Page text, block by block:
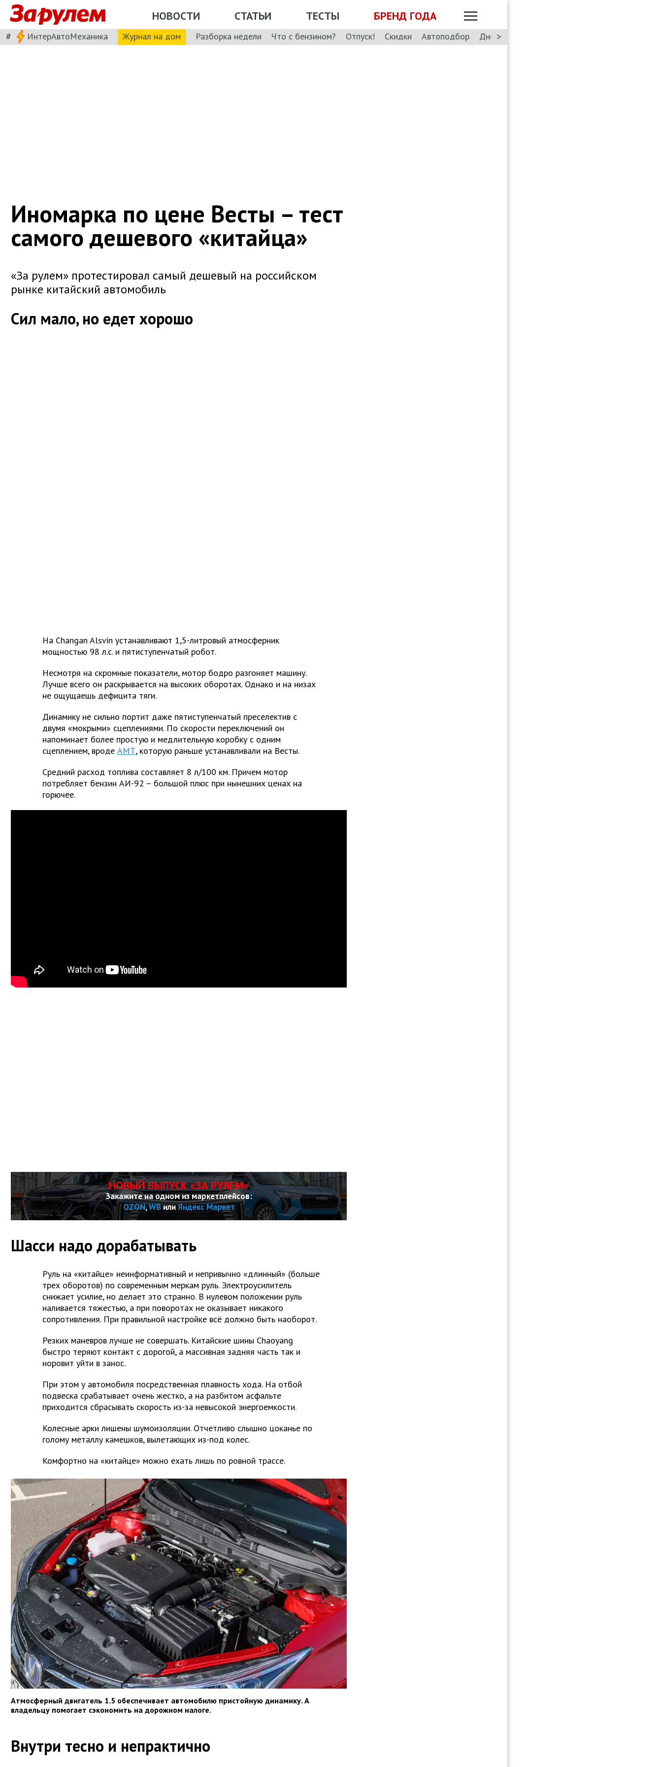
НОВОСТИ СТАТЬИ ТЕСТЫ БРЕНД ГОДА
# ИнтерАвтоМеханика Журнал на дом Разборка недели Что с бензином? Отпуск! Скидки Автоподбор Дневник: Лада Искра
>
Иномарка по цене Весты – тест
самого дешевого «китайца»
«За рулем» протестировал самый дешевый на российском
рынке китайский автомобиль
Сил мало, но едет хорошо
На Changan Alsvin устанавливают 1,5-литровый атмосферник
мощностью 98 л.с. и пятиступенчатый робот.
Несмотря на скромные показатели, мотор бодро разгоняет машину.
Лучше всего он раскрывается на высоких оборотах. Однако и на низах
не ощущаешь дефицита тяги.
Динамику не сильно портит даже пятиступенчатый преселектив с
двумя «мокрыми» сцеплениями. По скорости переключений он
напоминает более простую и медлительную коробку с одним
сцеплением, вроде АМТ, которую раньше устанавливали на Весты.
Средний расход топлива составляет 8 л/100 км. Причем мотор
потребляет бензин АИ-92 – большой плюс при нынешних ценах на
горючее.
НОВЫЙ ВЫПУСК «ЗА РУЛЕМ»
Закажите на одном из маркетплейсов:
OZON,WBилиЯндекс Маркет
Шасси надо дорабатывать
Руль на «китайце» неинформативный и непривычно «длинный» (больше
трех оборотов) по современным меркам руль. Электроусилитель
снижает усилие, но делает это странно. В нулевом положении руль
наливается тяжестью, а при поворотах не оказывает никакого
сопротивления. При правильной настройке всё должно быть наоборот.
Резких маневров лучше не совершать. Китайские шины Chaoyang
быстро теряют контакт с дорогой, а массивная задняя часть так и
норовит уйти в занос.
При этом у автомобиля посредственная плавность хода. На отбой
подвеска срабатывает очень жестко, а на разбитом асфальте
приходится сбрасывать скорость из-за невысокой энергоемкости.
Колесные арки лишены шумоизоляции. Отчетливо слышно цоканье по
голому металлу камешков, вылетающих из-под колес.
Комфортно на «китайце» можно ехать лишь по ровной трассе.
Атмосферный двигатель 1.5 обеспечивает автомобилю пристойную динамику. А
владельцу помогает сэкономить на дорожном налоге.
Внутри тесно и непрактично